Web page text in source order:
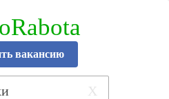
вакансию
X